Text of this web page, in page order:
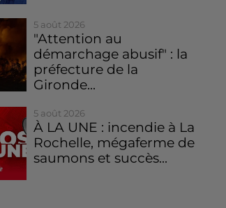
5 août 2026
"Attention au
démarchage abusif" : la
préfecture de la
Gironde...
5 août 2026
À LA UNE : incendie à La
Rochelle, mégaferme de
saumons et succès...